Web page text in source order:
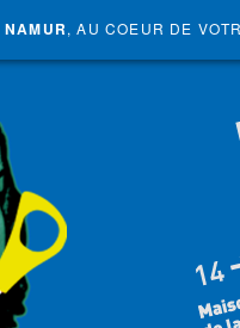
NAMUR, AU COEUR DE